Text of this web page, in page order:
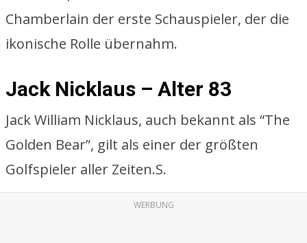
Chamberlain der erste Schauspieler, der die
ikonische Rolle übernahm.
Jack Nicklaus – Alter 83
Jack William Nicklaus, auch bekannt als “The
Golden Bear”, gilt als einer der größten
Golfspieler aller Zeiten.S.
WERBUNG